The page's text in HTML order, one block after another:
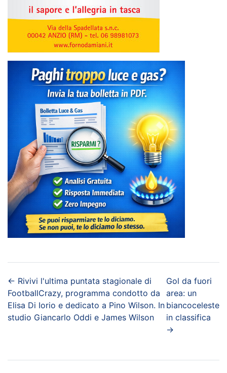
← Rivivi l'ultima puntata stagionale di
FootballCrazy, programma condotto da
Elisa Di Iorio e dedicato a Pino Wilson. In
studio Giancarlo Oddi e James Wilson
Gol da fuori
area: un
biancoceleste
in classifica
→